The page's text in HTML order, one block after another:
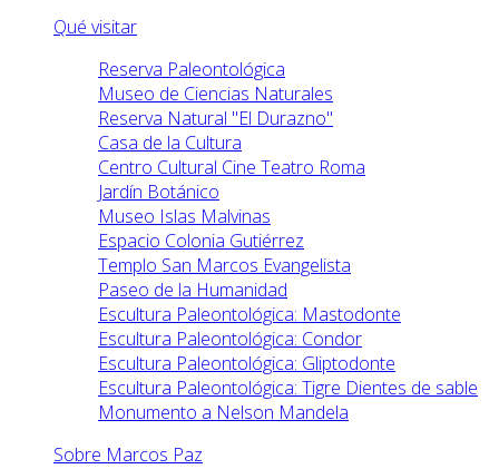
Qué visitar
Reserva Paleontológica
Museo de Ciencias Naturales
Reserva Natural "El Durazno"
Casa de la Cultura
Centro Cultural Cine Teatro Roma
Jardín Botánico
Museo Islas Malvinas
Espacio Colonia Gutiérrez
Templo San Marcos Evangelista
Paseo de la Humanidad
Escultura Paleontológica: Mastodonte
Escultura Paleontológica: Condor
Escultura Paleontológica: Gliptodonte
Escultura Paleontológica: Tigre Dientes de sable
Monumento a Nelson Mandela
Sobre Marcos Paz